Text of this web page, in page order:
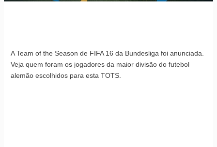
A Team of the Season de FIFA 16 da Bundesliga foi anunciada.
Veja quem foram os jogadores da maior divisão do futebol
alemão escolhidos para esta TOTS.